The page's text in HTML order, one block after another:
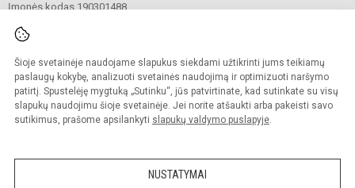
Šioje svetainėje naudojame slapukus siekdami užtikrinti jums teikiamų
paslaugų kokybę, analizuoti svetainės naudojimą ir optimizuoti naršymo
patirtį. Spustelėję mygtuką „Sutinku“, jūs patvirtinate, kad sutinkate su visų
slapukų naudojimu šioje svetainėje. Jei norite atšaukti arba pakeisti savo
sutikimus, prašome apsilankyti slapukų valdymo puslapyje.
NUSTATYMAI
Įmonės kodas 190301488
© 2023. Jonavos Jeronimo Ralio gimnazija. Visos teisės saugomos.
Kopijuoti turinį be raštiško gimnazijos sutikimo griežtai draudžiama.
Prieinamumo paraiška Slapukų valdymas
Sumanus būdas atnaujinti